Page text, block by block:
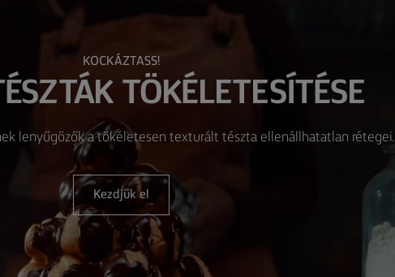
KOCKÁZTASS!
TÖKÉLETESÍTÉSE
lenyűgözők a tökéletesen texturált tészta ellenállhatatlan rétegei.
Kezdjük el